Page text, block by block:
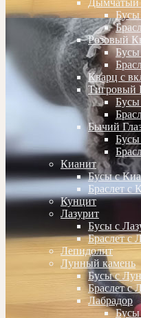
Дымчатый
Бусы
Розовый
Кварц с
Тигровый
Бусы
Бычий
Бусы
Кианит
Бусы с
Браслет с
Кунцит
Лазурит
Бусы с
Браслет с
Лепидолит
Лунный камень
Бусы с
Браслет с
Лабрадор
Бусы